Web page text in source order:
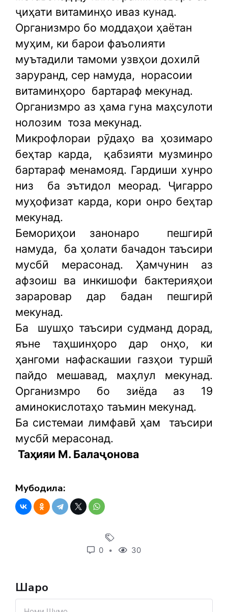
ҷиҳати витаминҳо иваз кунад.
Организмро бо моддаҳои ҳаётан
муҳим, ки барои фаъолияти
муътадили тамоми узвҳои дохилӣ
заруранд, сер намуда, норасоии
витаминҳоро бартараф мекунад.
Организмро аз ҳама гуна маҳсулоти
нолозим тоза мекунад.
Микрофлораи рӯдаҳо ва ҳозимаро
беҳтар карда,
қабзияти музминро
бартараф менамояд. Гардиши хунро
низ
ба эътидол меорад. Ҷигарро
муҳофизат карда, кори онро беҳтар
мекунад.
Бемориҳои занонаро
пешгирӣ
намуда,
ба ҳолати бачадон таъсири
мусбӣ мерасонад. Ҳамчунин аз
афзоиш ва инкишофи бактерияҳои
зараровар дар бадан пешгирӣ
мекунад.
Ба
шушҳо таъсири судманд дорад,
яъне таҳшинҳоро дар онҳо, ки
ҳангоми нафаскашии газҳои туршӣ
пайдо мешавад, маҳлул мекунад.
Организмро бо зиёда аз 19
аминокислотаҳо таъмин мекунад.
Ба системаи лимфавӣ ҳам
таъсири
мусбӣ мерасонад.
Таҳияи М. Балаҷонова
Мубодила:
0 30
Шарҳҳо